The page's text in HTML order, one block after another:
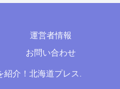
運営者情報
お問い合わせ
介！北海道プレス.